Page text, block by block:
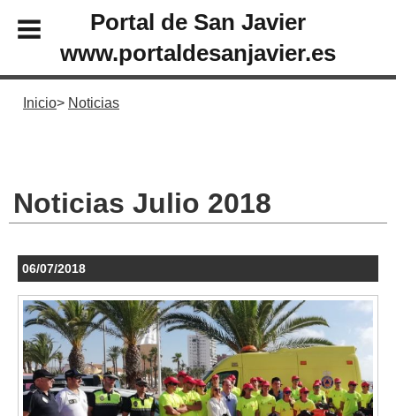
Portal de San Javier
www.portaldesanjavier.es
Inicio Noticias
Noticias Julio 2018
06/07/2018